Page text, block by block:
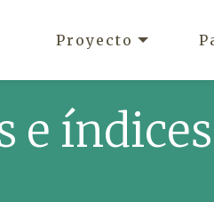
Proyecto
e índices